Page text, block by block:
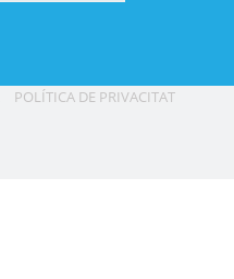
POLÍTICA DE PRIVACITAT